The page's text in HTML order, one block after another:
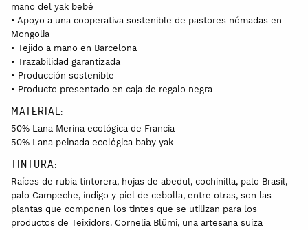
mano del yak bebé
• Apoyo a una cooperativa sostenible de pastores nómadas en
Mongolia
• Tejido a mano en Barcelona
• Trazabilidad garantizada
• Producción sostenible
• Producto presentado en caja de regalo negra
MATERIAL:
50% Lana Merina ecológica de Francia
50% Lana peinada ecológica baby yak
TINTURA:
Raíces de rubia tintorera, hojas de abedul, cochinilla, palo Brasil,
palo Campeche, índigo y piel de cebolla, entre otras, son las
plantas que componen los tintes que se utilizan para los
productos de Teixidors. Cornelia Blümi, una artesana suiza